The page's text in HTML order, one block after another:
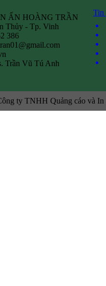
ẤN HOÀNG TRẦN
Thủy - Tp. Vinh
386
Trần Vũ Tú Anh
Tin
ty TNHH Quảng cáo và